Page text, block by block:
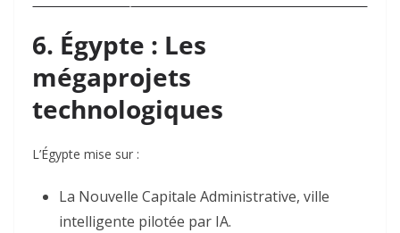
6. Égypte : Les
mégaprojets
technologiques
L’Égypte mise sur :
La Nouvelle Capitale Administrative, ville
intelligente pilotée par IA.